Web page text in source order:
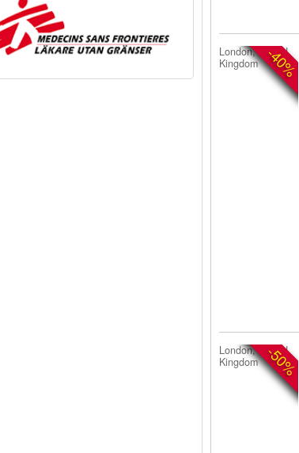
-40%
London, United
Kingdom
-50%
London, United
Kingdom